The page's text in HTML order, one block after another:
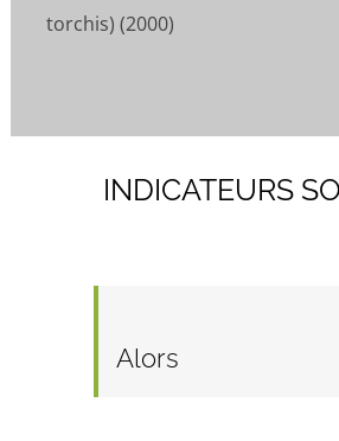
torchis) (2000)
INDICATEURS
Alors